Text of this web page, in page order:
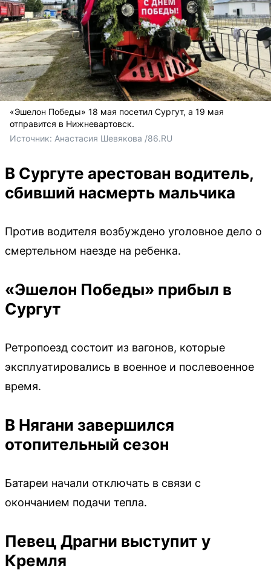
«Эшелон Победы» 18 мая посетил Сургут, а 19 мая
отправится в Нижневартовск.
Источник: Анастасия Шевякова /86.RU
В Сургуте арестован водитель,
сбивший насмерть мальчика
Против водителя возбуждено уголовное дело о
смертельном наезде на ребенка.
«Эшелон Победы» прибыл в
Сургут
Ретропоезд состоит из вагонов, которые
эксплуатировались в военное и послевоенное
время.
В Нягани завершился
отопительный сезон
Батареи начали отключать в связи с
окончанием подачи тепла.
Певец Драгни выступит у
Кремля